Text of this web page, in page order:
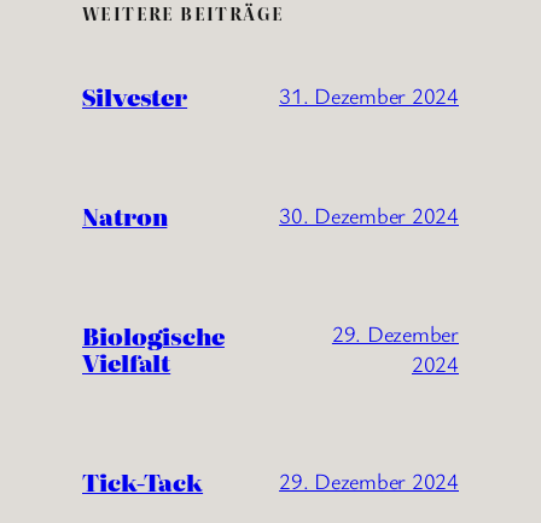
WEITERE BEITRÄGE
Silvester 31. Dezember 2024
Natron 30. Dezember 2024
Biologische
Vielfalt
29. Dezember
2024
Tick-Tack 29. Dezember 2024